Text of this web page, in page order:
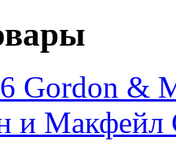
Gordon &
и Макфейл